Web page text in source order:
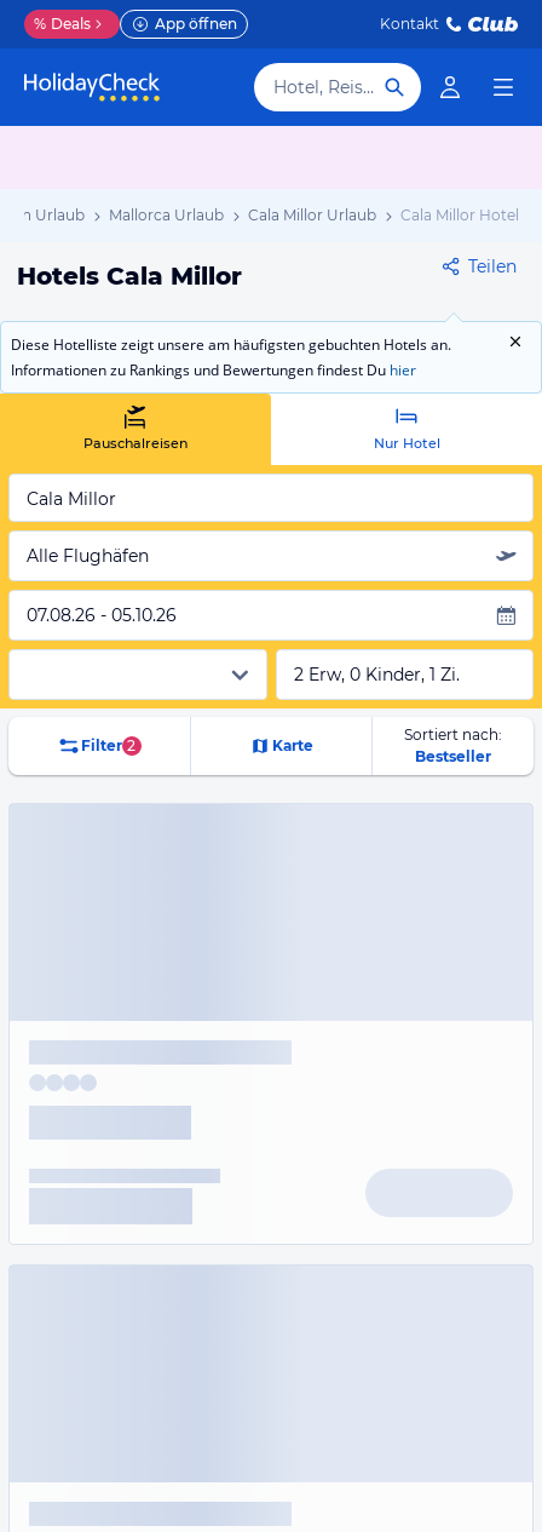
% Deals App öffnen Kontakt
Hotel, Reiseziel
Urlaub Mallorca Urlaub Cala Millor Urlaub Cala Millor Hotels
Hotels Cala Millor Teilen
Diese Hotelliste zeigt unsere am häufigsten gebuchten Hotels an.
Informationen zu Rankings und Bewertungen findest Du hier
Pauschalreisen Nur Hotel
Cala Millor
Alle Flughäfen
07.08.26 - 05.10.26
2 Erw, 0 Kinder, 1 Zi.
Filter 2 Karte
Sortiert nach:
Bestseller